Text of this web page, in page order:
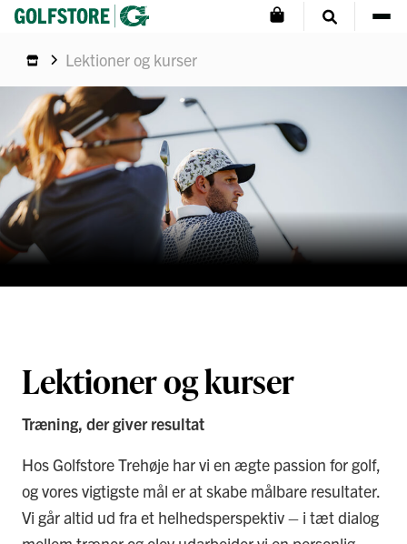
Lektioner og kurser
Lektioner og kurser
Træning, der giver resultat
Hos Golfstore Trehøje har vi en ægte passion for golf,
og vores vigtigste mål er at skabe målbare resultater.
Vi går altid ud fra et helhedsperspektiv – i tæt dialog